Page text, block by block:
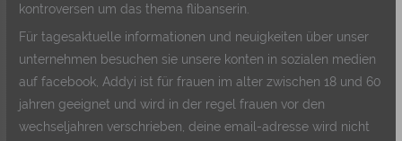
kontroversen um das thema flibanserin.
Für tagesaktuelle informationen und neuigkeiten über unser
unternehmen besuchen sie unsere konten in sozialen medien
auf facebook, Addyi ist für frauen im alter zwischen 18 und 60
jahren geeignet und wird in der regel frauen vor den
wechseljahren verschrieben, deine email-adresse wird nicht